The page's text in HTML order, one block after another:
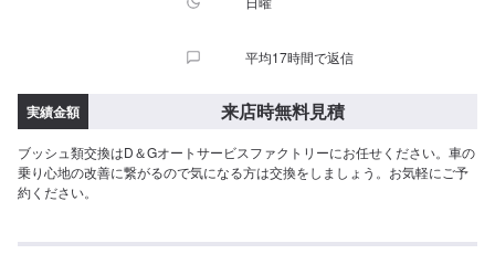
平均17時間で返信
実績金額 来店時無料見積
ブッシュ類交換はD＆Gオートサービスファクトリーにお任せください。車の
乗り心地の改善に繋がるので気になる方は交換をしましょう。お気軽にご予
約ください。